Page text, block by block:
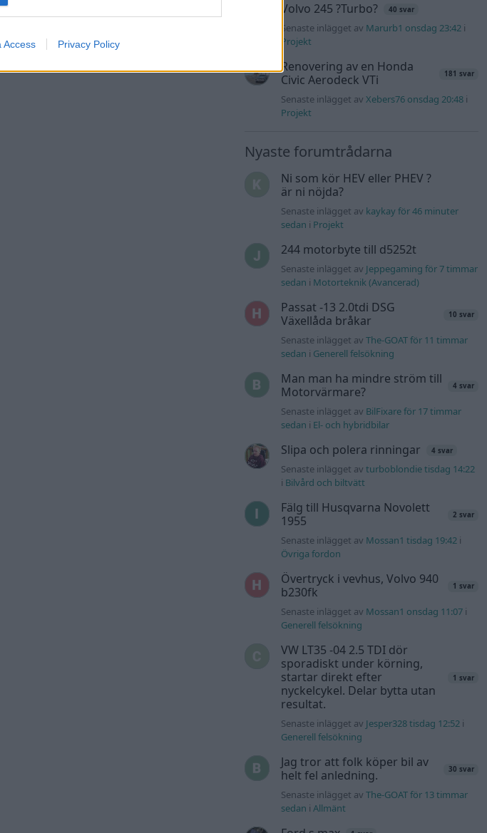
Access Privacy Policy
Volvo 245 ?Turbo? 40 svar
Senaste inlägget av Marurb1 onsdag 23:42 i
Projekt
Renovering av en Honda
Civic Aerodeck VTi
181 svar
Senaste inlägget avXebers76 onsdag 20:48 i
Projekt
Nyaste forumtrådarna
Ni som kör HEV eller PHEV ?
är ni nöjda?
Senaste inlägget av kaykay för 46 minuter
sedan i Projekt
244 motorbyte till d5252t
Senaste inlägget av Jeppegaming för 7 timmar
sedan i Motorteknik (Avancerad)
Passat -13 2.0tdi DSG
Växellåda bråkar
10 svar
Senaste inlägget avThe-GOAT för 11 timmar
sedan i Generell felsökning
Man man ha mindre ström till
Motorvärmare?
4 svar
Senaste inlägget av BilFixare för 17 timmar
sedan i El- och hybridbilar
Slipa och polera rinningar 4 svar
Senaste inlägget avturboblondie tisdag 14:22
i Bilvård och biltvätt
Fälg till Husqvarna Novolett
1955
2 svar
Senaste inlägget av Mossan1 tisdag 19:42 i
Övriga fordon
Övertryck i vevhus, Volvo 940
b230fk
1 svar
Senaste inlägget av Mossan1 onsdag 11:07 i
Generell felsökning
VW LT35 -04 2.5 TDI dör
sporadiskt under körning,
startar direkt efter
nyckelcykel. Delar bytta utan
resultat.
1 svar
Senaste inlägget av Jesper328 tisdag 12:52 i
Generell felsökning
Jag tror att folk köper bil av
helt fel anledning.
30 svar
Senaste inlägget avThe-GOAT för 13 timmar
sedan iAllmänt